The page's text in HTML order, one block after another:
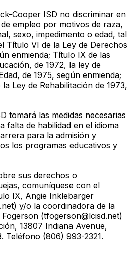
Cooper ISD no discriminar en
empleo por motivos de raza,
sexo, impedimento o edad, tal
Título VI de la Ley de Derechos
enmienda; Título IX de las
de 1972, la ley de
de 1975, según enmienda;
Ley de Rehabilitación de 1973,
tomará las medidas necesarias
falta de habilidad en el idioma
para la admisión y
los programas educativos y
sus derechos o
comuníquese con el
IX, Angie Inklebarger
y/o la coordinadora de la
(tfogerson@lcisd.net)
13807 Indiana Avenue,
Teléfono (806) 993-2321.